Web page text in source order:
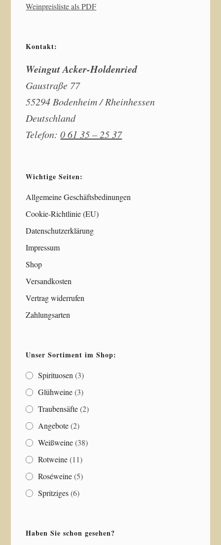
Weinpreisliste als PDF
Kontakt:
Weingut Acker-Holdenried
Gaustraße 77
55294 Bodenheim / Rheinhessen
Deutschland
Telefon:0 61 35 – 25 37
Wichtige Seiten:
Allgemeine Geschäftsbedinungen
Cookie-Richtlinie (EU)
Datenschutzerklärung
Impressum
Shop
Versandkosten
Vertrag widerrufen
Zahlungsarten
Unser Sortiment im Shop:
Spirituosen (3)
Glühweine (3)
Traubensäfte (2)
Angebote (2)
Weißweine (38)
Rotweine (11)
Roséweine (5)
Spritziges (6)
Haben Sie schon gesehen?